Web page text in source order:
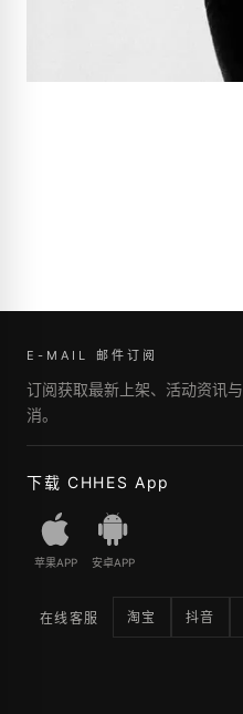
E-MAIL 邮件订阅
订阅获取最新上架、活动资讯
消。
下载 CHHES App
苹果APP 安卓APP
在线客服 淘宝 抖音